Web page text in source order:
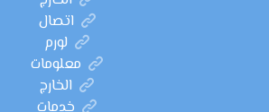
اتصال
لورم
معلومات
الخارج